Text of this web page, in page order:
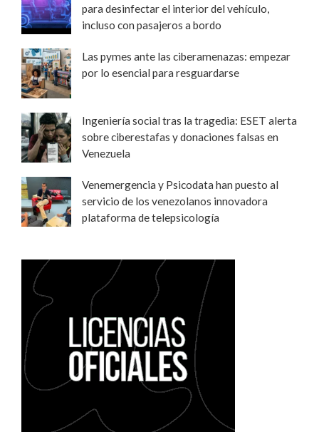
para desinfectar el interior del vehículo,
incluso con pasajeros a bordo
Las pymes ante las ciberamenazas: empezar
por lo esencial para resguardarse
Ingeniería social tras la tragedia: ESET alerta
sobre ciberestafas y donaciones falsas en
Venezuela
Venemergencia y Psicodata han puesto al
servicio de los venezolanos innovadora
plataforma de telepsicología